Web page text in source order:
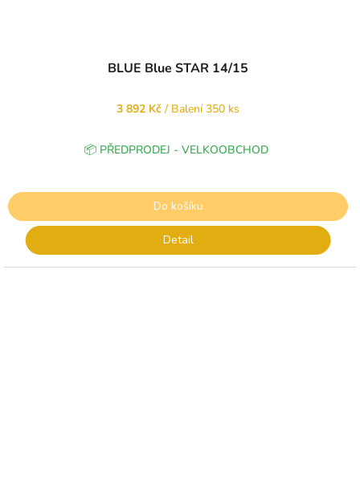
BLUE Blue STAR 14/15
3 892 Kč / Balení 350 ks
📦 PŘEDPRODEJ - VELKOOBCHOD
Do košíku
Detail